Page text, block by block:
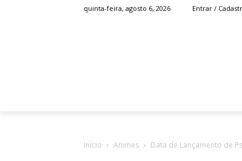
quinta-feira, agosto 6, 2026 Entrar /
Início Animes Data de Lançamento de